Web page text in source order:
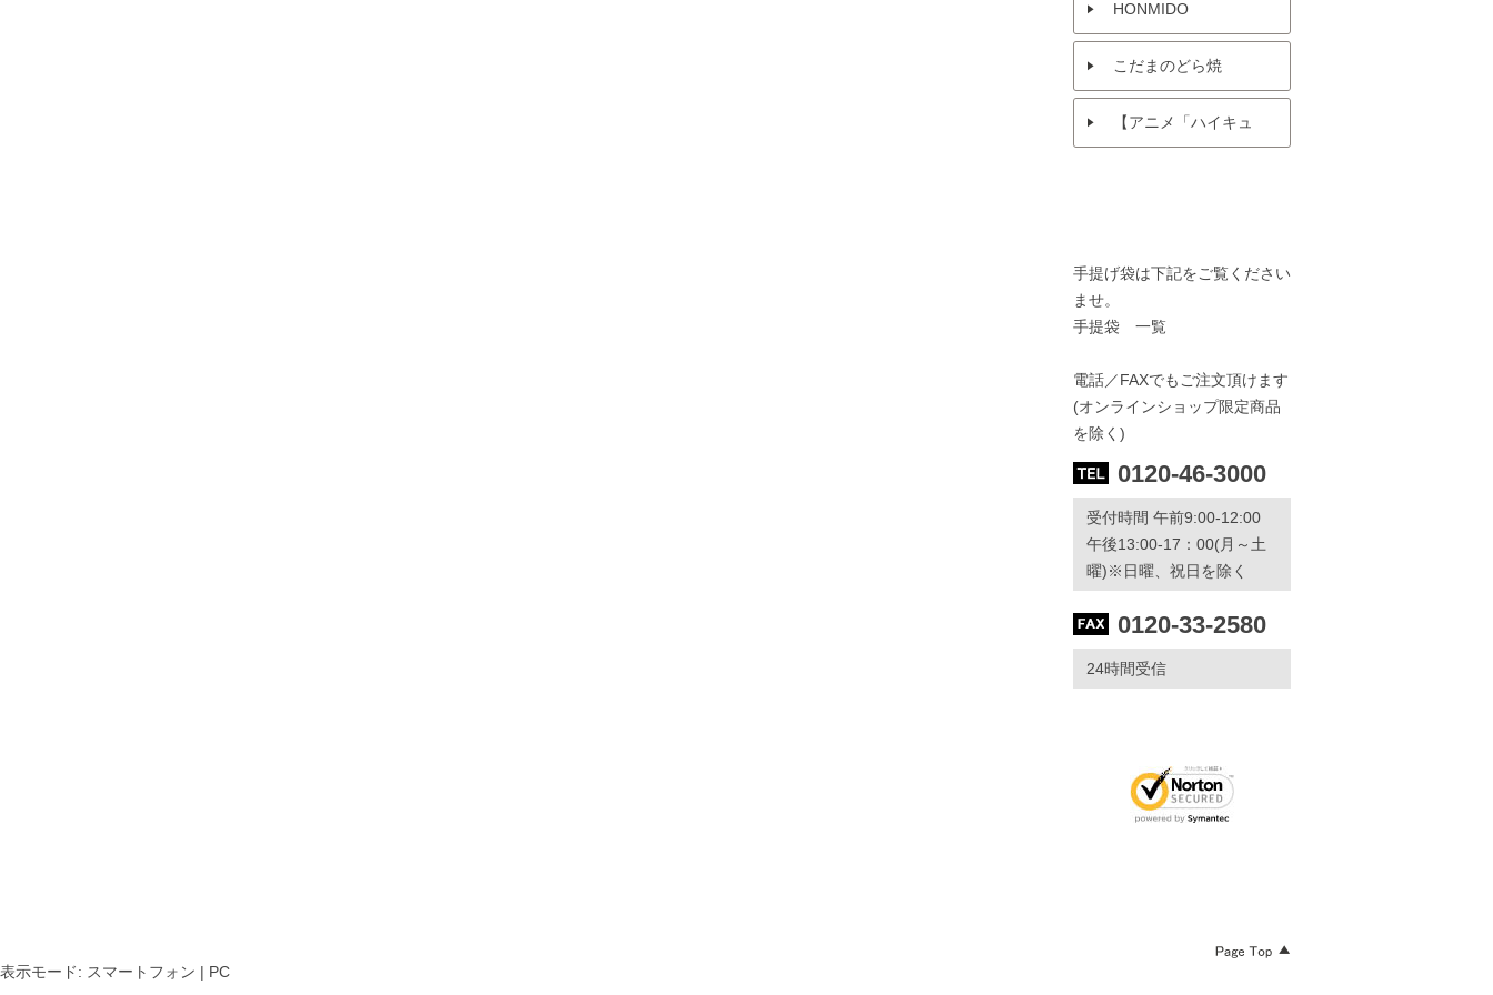
HONMIDO
こだまのどら焼
【アニメ「ハイキュ
手提げ袋は下記をご覧ください
ませ。
手提袋 一覧
電話／FAXでもご注文頂けます
(オンラインショップ限定商品
を除く)
0120-46-3000
受付時間 午前9:00-12:00
午後13:00-17：00(月～土
曜)※日曜、祝日を除く
0120-33-2580
24時間受信
表示モード: スマートフォン | PC